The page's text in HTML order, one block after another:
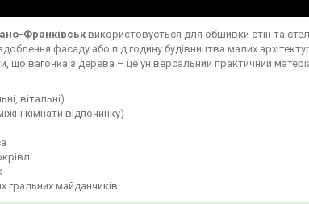
Франківськвикористовується для обшивки стін та
фасаду або під годину будівництва малих
що вагонка з дерева – це універсальний практичний
вітальні)
кімнати відпочинку)
гральних майданчиків